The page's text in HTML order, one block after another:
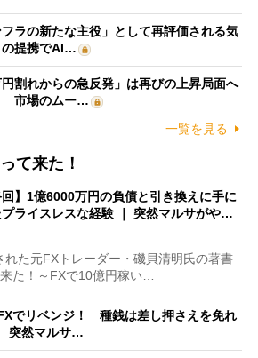
ラの新たな主役」として再評価される気
提携でAI…
割れからの急反発」は再びの上昇局面へ
市場のムー…
一覧を見る
て来た！
回】1億6000万円の負債と引き換えに手に
プライスレスな経験 ｜ 突然マルサがや…
た元FXトレーダー・磯貝清明氏の著書
来た！～FXで10億円稼い…
でリベンジ！ 種銭は差し押さえを免れ
突然マルサ…